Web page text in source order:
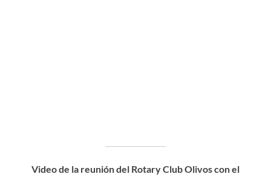
Video de la reunión del Rotary Club Olivos con el